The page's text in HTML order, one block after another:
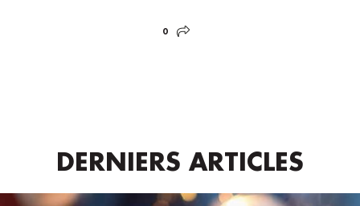
0
DERNIERS ARTICLES